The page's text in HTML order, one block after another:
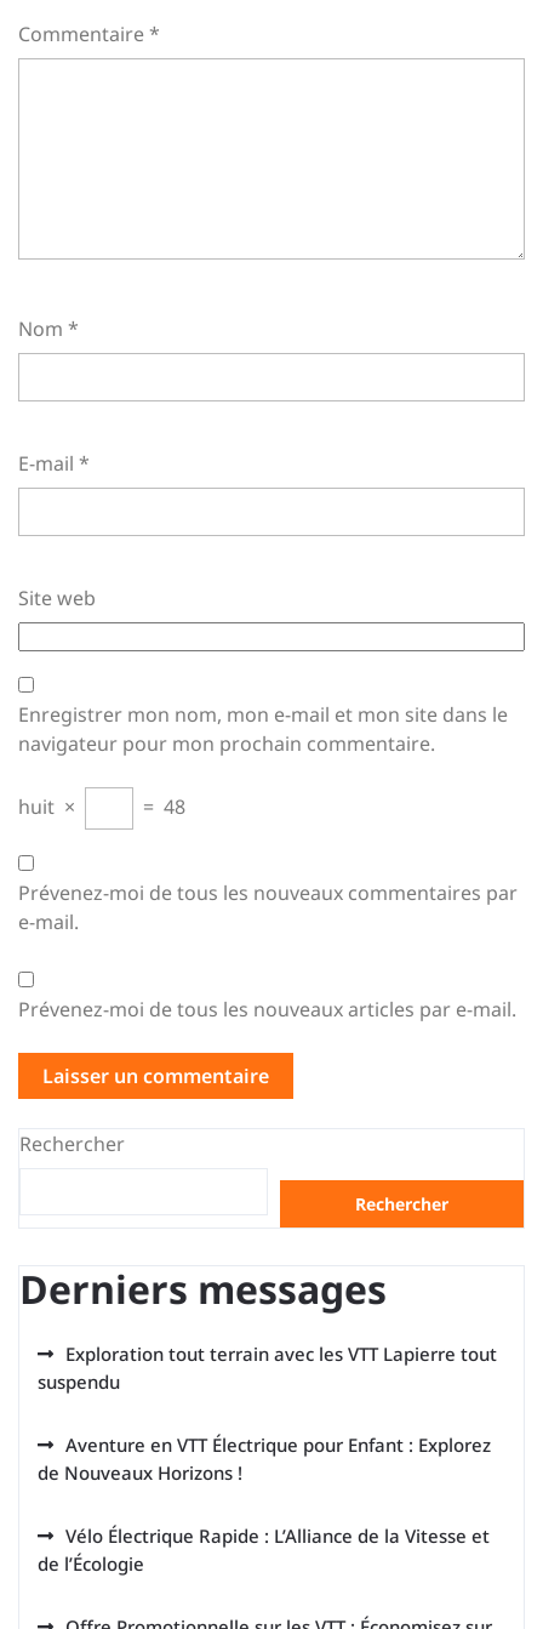
Commentaire*
Nom *
E-mail *
Site web
Enregistrer mon nom, mon e-mail et mon site dans le
navigateur pour mon prochain commentaire.
huit × = 48
Prévenez-moi de tous les nouveaux commentaires par
e-mail.
Prévenez-moi de tous les nouveaux articles par e-mail.
Rechercher
Rechercher
Derniers messages
Exploration tout terrain avec les VTT Lapierre tout
suspendu
Aventure en VTT Électrique pour Enfant : Explorez
de Nouveaux Horizons !
Vélo Électrique Rapide : L’Alliance de la Vitesse et
de l’Écologie